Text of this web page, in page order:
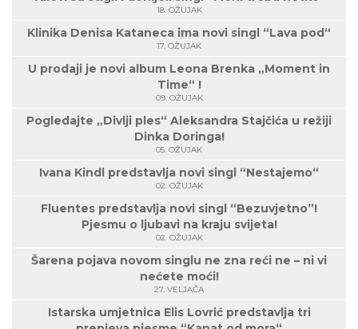
18. OŽUJAK
Klinika Denisa Kataneca ima novi singl “Lava pod“
17. OŽUJAK
U prodaji je novi album Leona Brenka „Moment in
Time“ !
09. OŽUJAK
Pogledajte „Divlji ples“ Aleksandra Stajčića u režiji
Dinka Doringa!
05. OŽUJAK
Ivana Kindl predstavlja novi singl “Nestajemo“
02. OŽUJAK
Fluentes predstavlja novi singl “Bezuvjetno”!
Pjesmu o ljubavi na kraju svijeta!
02. OŽUJAK
Šarena pojava novom singlu ne zna reći ne – ni vi
nećete moći!
27. VELJAČA
Istarska umjetnica Elis Lovrić predstavlja tri